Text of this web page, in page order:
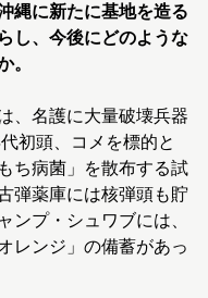
縄に新たに基地を造る
し、今後にどのような
。
、名護に大量破壊兵器
初頭、コメを標的と
ち病菌」を散布する試
弾薬庫には核弾頭も貯
ンプ・シュワブには、
レンジ」の備蓄があっ